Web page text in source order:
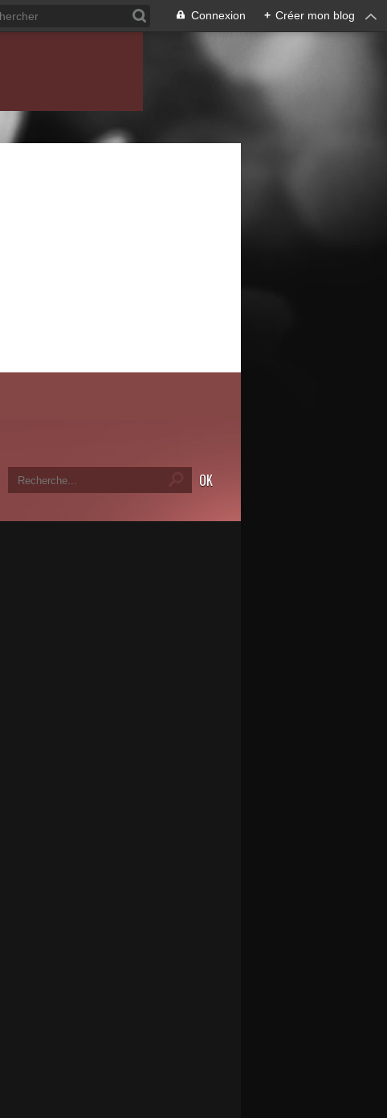
Connexion + Créer mon blog